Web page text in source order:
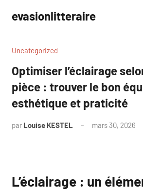
contenu
evasionlitteraire
Uncategorized
Optimiser l’éclairage
pièce : trouver le bon
esthétique et praticité
par Louise KESTEL mars 30, 2026
L’éclairage : un